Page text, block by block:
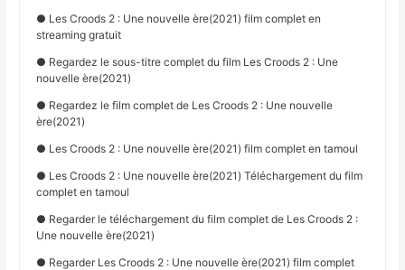
● Les Croods 2 : Une nouvelle ère(2021) film complet en
streaming gratuit
● Regardez le sous-titre complet du film Les Croods 2 : Une
nouvelle ère(2021)
● Regardez le film complet de Les Croods 2 : Une nouvelle
ère(2021)
● Les Croods 2 : Une nouvelle ère(2021) film complet en tamoul
● Les Croods 2 : Une nouvelle ère(2021) Téléchargement du film
complet en tamoul
● Regarder le téléchargement du film complet de Les Croods 2 :
Une nouvelle ère(2021)
● Regarder Les Croods 2 : Une nouvelle ère(2021) film complet